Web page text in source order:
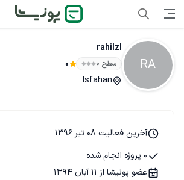
RA
rahilzl
سطح ۰ 0
Isfahan
آخرین فعالیت 08 تیر 1396
0 پروژه انجام شده
عضو پونیشا از 11 آبان 1394